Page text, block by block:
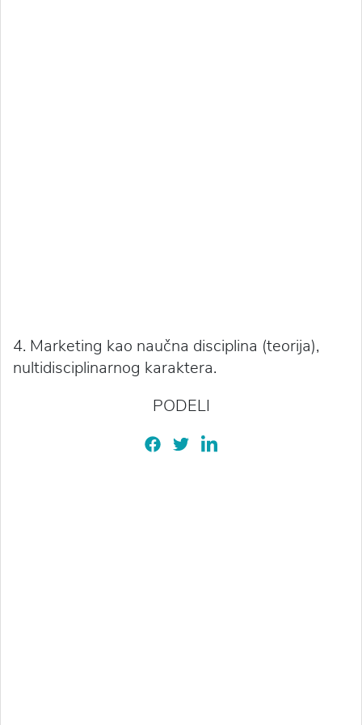
4. Marketing kao naučna disciplina (teorija),
nultidisciplinarnog karaktera.
PODELI